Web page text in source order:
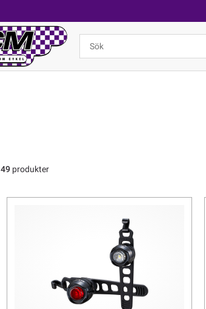
49produkter